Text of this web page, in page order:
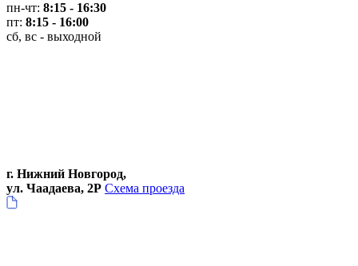
пн-чт: 8:15 - 16:30
пт: 8:15 - 16:00
сб, вс - выходной
г. Нижний Новгород,
ул. Чаадаева, 2Р Схема проезда